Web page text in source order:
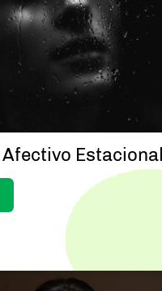
Estacional